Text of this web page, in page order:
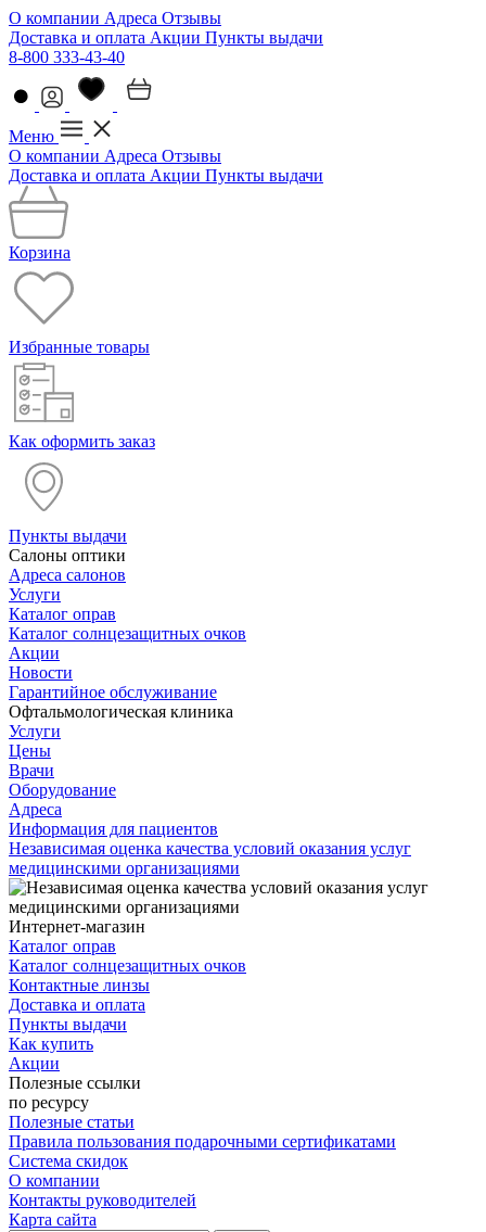
О компании Адреса Отзывы
Доставка и оплата Акции Пункты выдачи
8-800 333-43-40
Меню
О компании Адреса Отзывы
Доставка и оплата Акции Пункты выдачи
Корзина
Избранные товары
Как оформить заказ
Пункты выдачи
Салоны оптики
Адреса салонов
Услуги
Каталог оправ
Каталог солнцезащитных очков
Акции
Новости
Гарантийное обслуживание
Офтальмологическая клиника
Услуги
Цены
Врачи
Оборудование
Адреса
Информация для пациентов
Независимая оценка качества условий оказания услуг
медицинскими организациями
Интернет-магазин
Каталог оправ
Каталог солнцезащитных очков
Контактные линзы
Доставка и оплата
Пункты выдачи
Как купить
Акции
Полезные ссылки
по ресурсу
Полезные статьи
Правила пользования подарочными сертификатами
Система скидок
О компании
Контакты руководителей
Карта сайта